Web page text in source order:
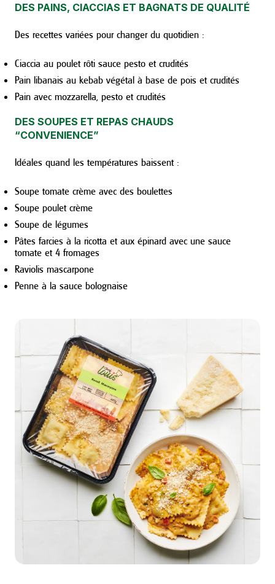
DES PAINS, CIACCIAS ET BAGNATS DE QUALITÉ
Des recettes variées pour changer du quotidien :
Ciaccia au poulet rôti sauce pesto et crudités
Pain libanais au kebab végétal à base de pois et crudités
Pain avec mozzarella, pesto et crudités
DES SOUPES ET REPAS CHAUDS
“CONVENIENCE”
Idéales quand les températures baissent :
Soupe tomate crème avec des boulettes
Soupe poulet crème
Soupe de légumes
Pâtes farcies à la ricotta et aux épinard avec une sauce
tomate et 4 fromages
Raviolis mascarpone
Penne à la sauce bolognaise